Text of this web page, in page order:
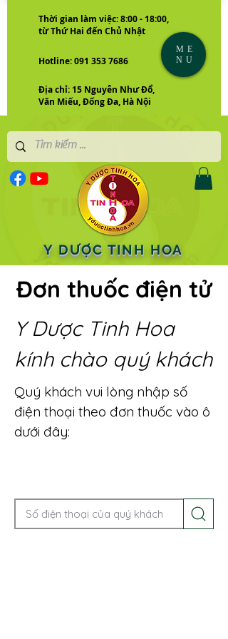
Thời gian làm việc: 8:00 - 18:00,
từ Thứ Hai đến Chủ Nhật
Hotline: 091 353 7686
Địa chỉ: 15 Nguyễn Như Đổ,
Văn Miếu, Đống Đa, Hà Nội
Y DƯỢC TINH HOA
ME
NU
Đơn thuốc điện tử
Y Dược Tinh Hoa
kính chào quý khách
Quý khách vui lòng nhập số
điện thoại theo đơn thuốc vào ô
dưới đây: